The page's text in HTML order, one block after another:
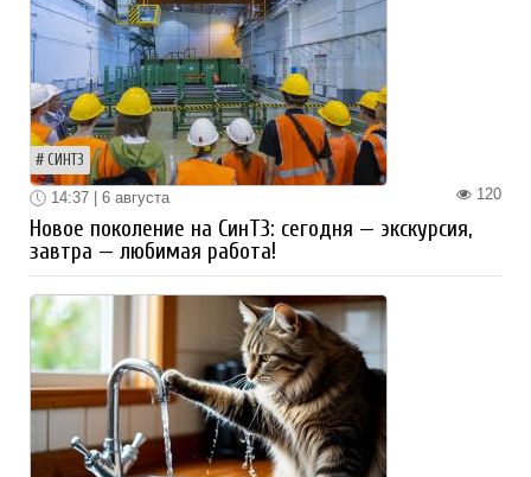
СИНТЗ
120
14:37 | 6 августа
Новое поколение на СинТЗ: сегодня — экскурсия,
завтра — любимая работа!